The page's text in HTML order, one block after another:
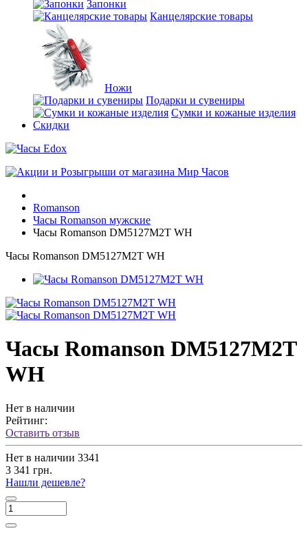
Запонки
Канцелярские товары
Ножи
Подарки и сувениры
Сумки и кожаные изделия
Скидки
Romanson
Часы Romanson мужские
Часы Romanson DM5127M2T WH
Часы Romanson DM5127M2T WH
Часы Romanson DM5127M2T
WH
Нет в наличии
Рейтинг:
Оставить отзыв
Нет в наличии 3341
3 341 грн.
Нашли дешевле?